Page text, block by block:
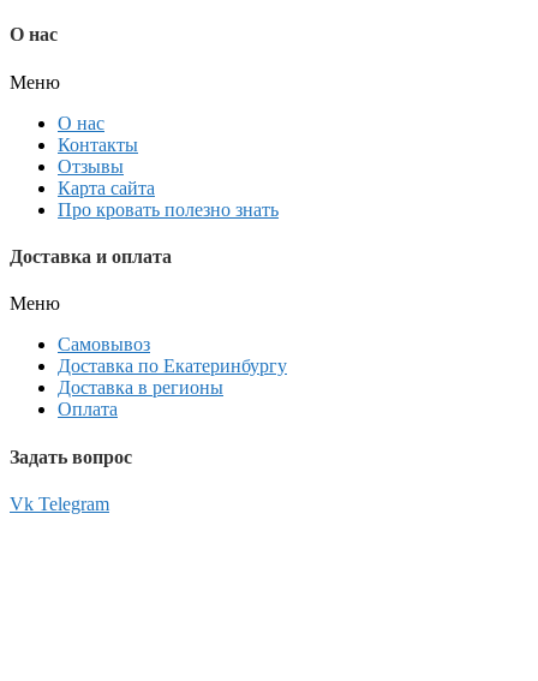
О нас
Меню
О нас
Контакты
Отзывы
Карта сайта
Про кровать полезно знать
Доставка и оплата
Меню
Самовывоз
Доставка по Екатеринбургу
Доставка в регионы
Оплата
Задать вопрос
Vk Telegram